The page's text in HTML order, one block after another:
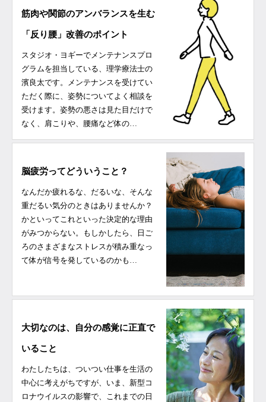
筋肉や関節のアンバランスを生む
「反り腰」改善のポイント
スタジオ・ヨギーでメンテナンスプロ
グラムを担当している、理学療法士の
濱良太です。メンテナンスを受けてい
ただく際に、姿勢についてよく相談を
受けます。姿勢の悪さは見た目だけで
なく、肩こりや、腰痛など体の…
脳疲労ってどういうこと？
なんだか疲れるな、だるいな、そんな
重だるい気分のときはありませんか？
かといってこれといった決定的な理由
がみつからない。もしかしたら、日ご
ろのさまざまなストレスが積み重なっ
て体が信号を発しているのかも…
大切なのは、自分の感覚に正直で
いること
わたしたちは、ついつい仕事を生活の
中心に考えがちですが、いま、新型コ
ロナウイルスの影響で、これまでの日